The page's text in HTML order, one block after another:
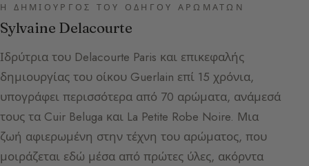
Η ΔΗΜΙΟΥΡΓΌΣ ΤΟΥ ΟΔΗΓΟΎ ΑΡΩΜΆΤΩΝ
Sylvaine Delacourte
Ιδρύτρια του Delacourte Paris και επικεφαλής
δημιουργίας του οίκου Guerlain επί 15 χρόνια,
υπογράφει περισσότερα από 70 αρώματα, ανάμεσά
τους τα Cuir Beluga και La Petite Robe Noire. Μια
ζωή αφιερωμένη στην τέχνη του αρώματος, που
μοιράζεται εδώ μέσα από πρώτες ύλες, ακόρντα